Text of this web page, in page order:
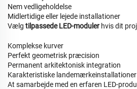
Nem vedligeholdelse
Midlertidige eller lejede installationer
Vælg tilpassede LED-moduler hvis dit
Komplekse kurver
Perfekt geometrisk præcision
Permanent arkitektonisk integration
Karakteristiske landemærkeinstallationer
At samarbejde med en erfaren LED-